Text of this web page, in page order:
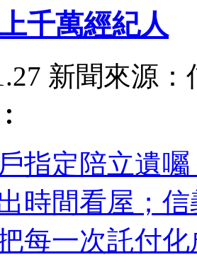
千萬經紀人
新聞來源：
指定陪立遺
時間看屋；
每一次託付